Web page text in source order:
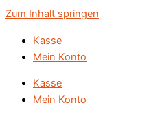
Zum Inhalt springen
Kasse
Mein Konto
Kasse
Mein Konto